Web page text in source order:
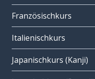
Französischkurs
Italienischkurs
Japanischkurs (Kanji)